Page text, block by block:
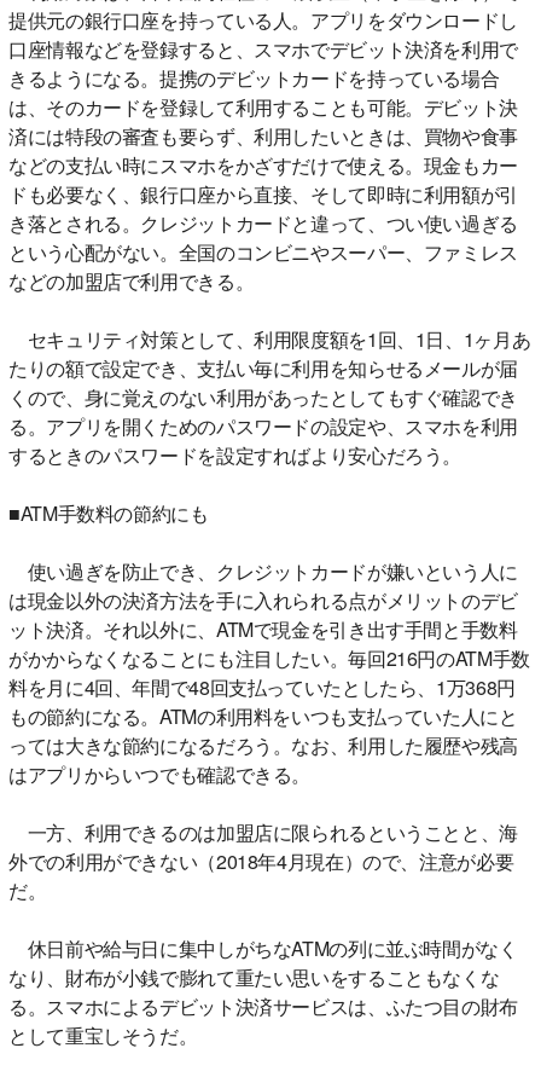
提供元の銀行口座を持っている人。アプリをダウンロードし
口座情報などを登録すると、スマホでデビット決済を利用で
きるようになる。提携のデビットカードを持っている場合
は、そのカードを登録して利用することも可能。デビット決
済には特段の審査も要らず、利用したいときは、買物や食事
などの支払い時にスマホをかざすだけで使える。現金もカー
ドも必要なく、銀行口座から直接、そして即時に利用額が引
き落とされる。クレジットカードと違って、つい使い過ぎる
という心配がない。全国のコンビニやスーパー、ファミレス
などの加盟店で利用できる。
セキュリティ対策として、利用限度額を1回、1日、1ヶ月あ
たりの額で設定でき、支払い毎に利用を知らせるメールが届
くので、身に覚えのない利用があったとしてもすぐ確認でき
る。アプリを開くためのパスワードの設定や、スマホを利用
するときのパスワードを設定すればより安心だろう。
■ATM手数料の節約にも
使い過ぎを防止でき、クレジットカードが嫌いという人に
は現金以外の決済方法を手に入れられる点がメリットのデビ
ット決済。それ以外に、ATMで現金を引き出す手間と手数料
がかからなくなることにも注目したい。毎回216円のATM手数
料を月に4回、年間で48回支払っていたとしたら、1万368円
もの節約になる。ATMの利用料をいつも支払っていた人にと
っては大きな節約になるだろう。なお、利用した履歴や残高
はアプリからいつでも確認できる。
一方、利用できるのは加盟店に限られるということと、海
外での利用ができない（2018年4月現在）ので、注意が必要
だ。
休日前や給与日に集中しがちなATMの列に並ぶ時間がなく
なり、財布が小銭で膨れて重たい思いをすることもなくな
る。スマホによるデビット決済サービスは、ふたつ目の財布
として重宝しそうだ。